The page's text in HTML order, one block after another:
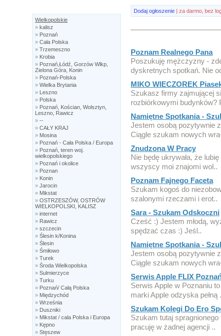
Wielkopolskie
» kalisz
» Poznań
» Cała Polska
» Trzemeszno
» Krobia
» Poznań,Łódź, Gorzów Wlkp,
Zielona Góra, Konin
» Poznań-Polska
» Wielka Brytania
» Leszno
» Polska
» Poznań, Kościan, Wolsztyn,
Leszno, Rawicz
» --
» CAŁY KRAJ
» Mosina
» Poznań - Cała Polska / Europa
» Poznań, teren woj.
wielkopolskiego
» Poznań i okolice
» Poznan
» Konin
» Jarocin
» Mikstat
» OSTRZESZÓW, OSTRÓW
WIELKOPOLSKI, KALISZ
» internet
» Rawicz
» szczecin
» Ślesin k/Konina
» Ślesin
» Śmiłowo
» Turek
» Środa Wielkopolska
» Sulmierzyce
» Turku
» Poznań/ Całą Polska
» Międzychód
» Września
» Duszniki
» Mikstat / cala Polska i Europa
» Kępno
» Stęszew
Dodaj ogłoszenie | za darmo, bez
Poznam Realnego Pana
Poszukuję mężczyzny -
dyskretnych spotkań. Nie
MIKO WIECZOREK
Szukasz firmy zajmującej
rozbiórkowymi budynków?
Namiętne Spotkania -
Jestem osobą pozytywnie
Ciągle szukam nowych
Znudzona W Pracy
Nie będę ukrywała, że
wszyscy moi znajomi wol..
Poznam Fajnego Faceta
Szukam kogoś do
szalonymi rzeczami i erot..
Sara - Szukam Odskoczni
Cześć :) Jestem młodą,
spędzać czas :) Jeśl..
Namiętne Spotkania -
Jestem osobą pozytywnie
Ciągle szukam nowych
Serwis Apple FLIX
Serwis Apple w Poznaniu
marki Apple odzyska pełną
Szukam Kolegi Do Ero
Szukam tutaj
pracuję w żadnej agencji ..